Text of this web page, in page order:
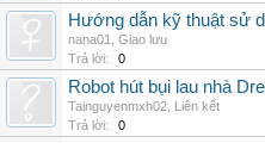
Hướng dẫn kỹ thuật sử
nana01
Giao lưu
Trả lời:
0
Robot hút bụi lau nhà
Tainguyenmxh02 Liên kết
Trả lời:
0